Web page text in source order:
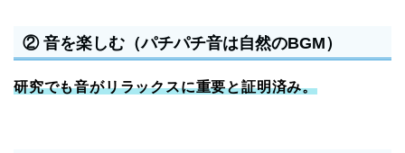
② 音を楽しむ（パチパチ音は自然のBGM）
研究でも音がリラックスに重要と証明済み。